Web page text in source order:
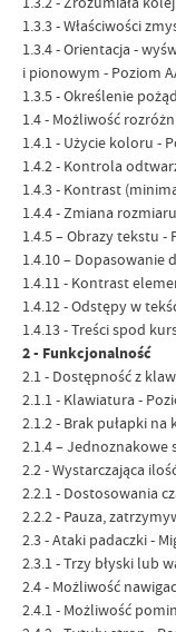
1.3.3 - Właściwości
1.3.4 - Orientacja -
i pionowym - Poziom
1.3.5 - Określenie
1.4 - Możliwość
1.4.1 - Użycie koloru -
1.4.2 - Kontrola
1.4.3 - Kontrast
1.4.4 - Zmiana
1.4.5 – Obrazy tekstu -
1.4.10 – Dopasowanie
1.4.11 - Kontrast
1.4.12 - Odstępy w
1.4.13 - Treści spod
2 - Funkcjonalność
2.1 - Dostępność z
2.1.1 - Klawiatura -
2.1.2 - Brak pułapki
2.1.4 –
2.2 - Wystarczająca
2.2.1 - Dostosowania
2.2.2 - Pauza,
2.3 - Ataki padaczki -
2.3.1 - Trzy błyski lub
2.4 - Możliwość
2.4.1 - Możliwość